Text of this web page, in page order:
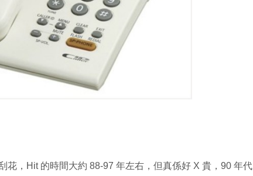
花，Hit 的時間大約 88-97 年左右，但真係好 X 貴，90 年代